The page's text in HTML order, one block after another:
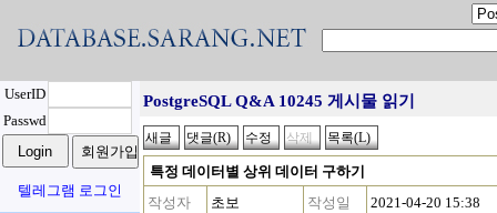
UserID
Passwd
텔레그램 로그인
PostgreSQL Q&A 10245 게시물 읽기
특정 데이터별 상위 데이터 구하기
작성자
초보 작성일 2021-04-20 15:38